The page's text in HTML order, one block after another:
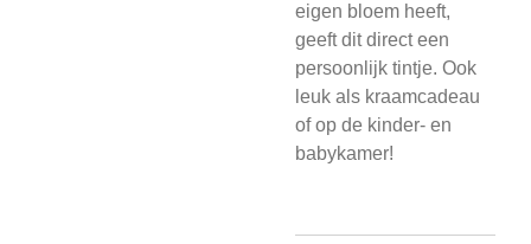
eigen bloem heeft,
geeft dit direct een
persoonlijk tintje. Ook
leuk als kraamcadeau
of op de kinder- en
babykamer!